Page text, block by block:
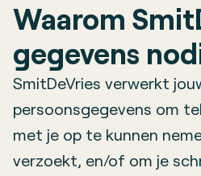
Waarom
gegevens
SmitDeVries verwerkt
persoonsgegevens om
met je op te kunnen
verzoekt, en/of om je